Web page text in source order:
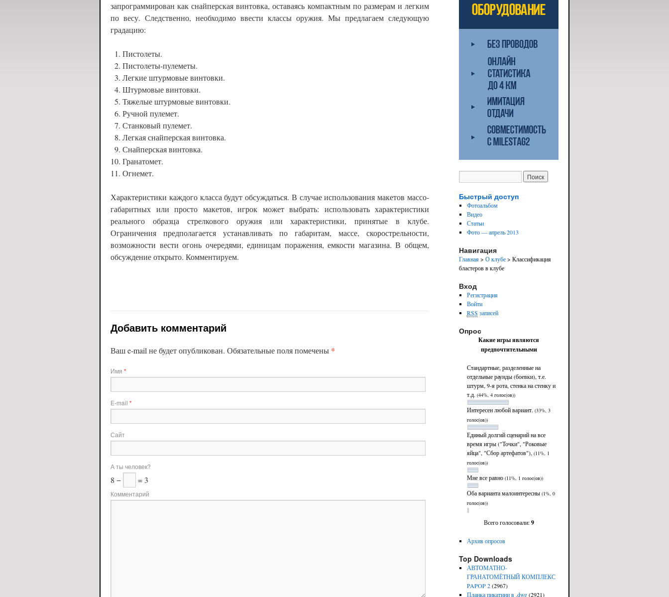
запрограммирован как снайперская винтовка, оставаясь компактным по размерам и легким
по весу. Следственно, необходимо ввести классы оружия. Мы предлагаем следующую
градацию:
Пистолеты.
Пистолеты-пулеметы.
Легкие штурмовые винтовки.
Штурмовые винтовки.
Тяжелые штурмовые винтовки.
Ручной пулемет.
Станковый пулемет.
Легкая снайперская винтовка.
Снайперская винтовка.
Гранатомет.
Огнемет.
Характеристики каждого класса будут обсуждаться. В случае использования макетов массо-
габаритных или просто макетов, игрок может выбрать: использовать характеристики
реального образца стрелкового оружия или характеристики, принятые в клубе.
Ограничения предполагается устанавливать по габаритам, массе, скорострельности,
возможности вести огонь очередями, единицам поражения, емкости магазина. В общем,
обсуждение открыто. Комментируем.
Добавить комментарий
Ваш e-mail не будет опубликован. Обязательные поля помечены *
Имя *
E-mail *
Сайт
А ты человек?
8 − = 3
Комментарий
Быстрый доступ
Фотоальбом
Видео
Статьи
Фото — апрель 2013
Навигация
Главная> О клубе> Классификация
бластеров в клубе
Вход
Регистрация
Войти
RSS записей
Опрос
Какие игры являются
предпочтительными
Стандартные, разделенные на
отдельные раунды (боевки), т.е.
штурм, 9-я рота, стенка на стенку и
т.д. (44%, 4 голос(ов))
Интересен любой вариант. (33%, 3
голос(ов))
Единый долгий сценарий на все
время игры ("Точки", "Роковые
яйца", "Сбор артефатов"), (11%, 1
голос(ов))
Мне все равно (11%, 1 голос(ов))
Оба варианта малоинтересны (1%, 0
голос(ов))
Всего голосовали:9
Архив опросов
Top Downloads
АВТОМАТНО-
ГРАНАТОМЁТНЫЙ КОМПЛЕКС
PAPOP 2(2967)
Планка пикатини в .dwg(2921)